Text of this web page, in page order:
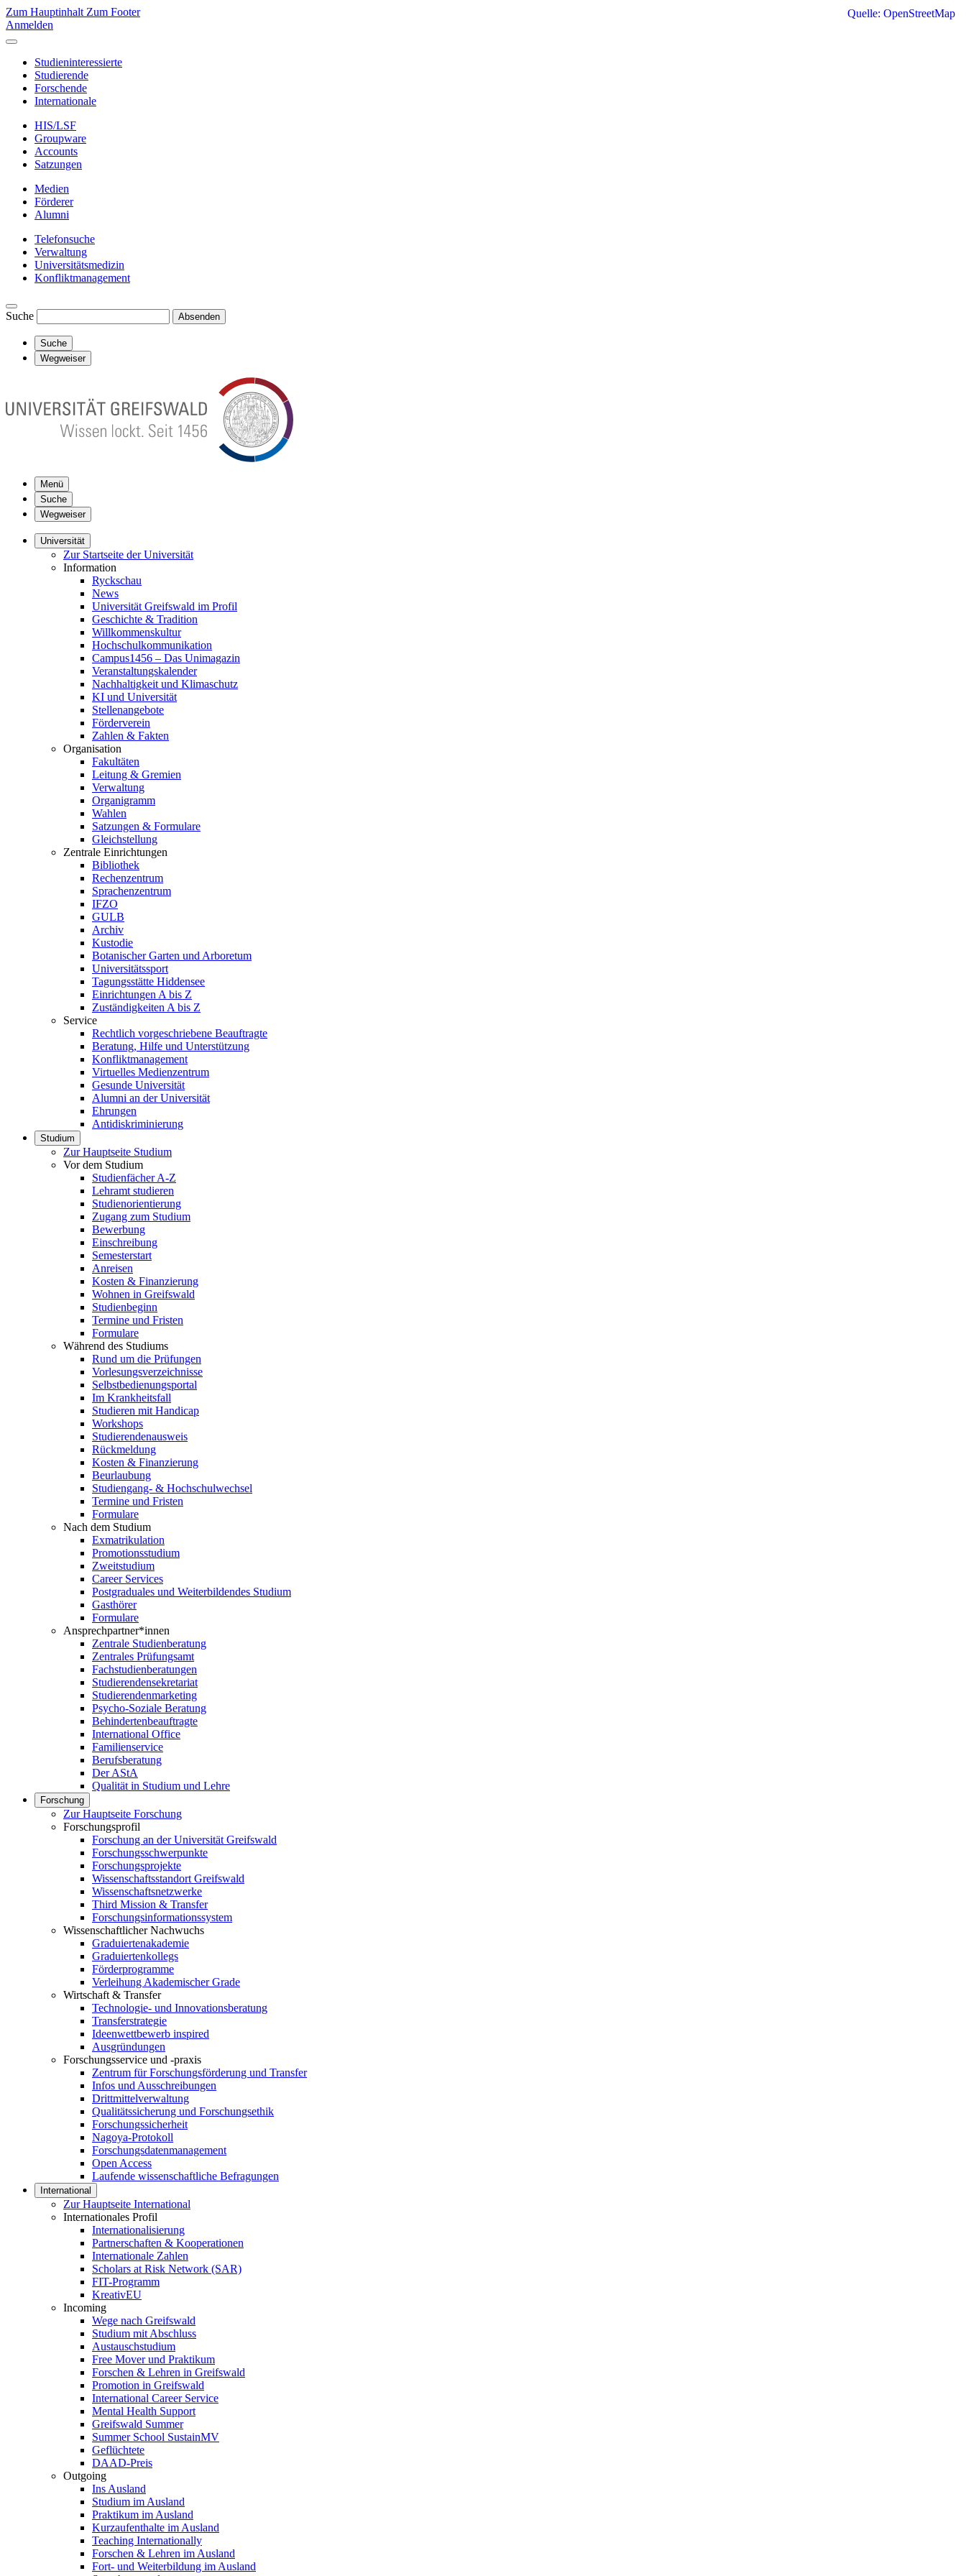
Zum Hauptinhalt Zum Footer
Anmelden
Studieninteressierte
Studierende
Forschende
Internationale
HIS/LSF
Groupware
Accounts
Satzungen
Medien
Förderer
Alumni
Telefonsuche
Verwaltung
Universitätsmedizin
Konfliktmanagement
Suche Absenden
Suche
Wegweiser
Menü
Suche
Wegweiser
Universität
Zur Startseite der Universität
Information
Ryckschau
News
Universität Greifswald im Profil
Geschichte & Tradition
Willkommenskultur
Hochschulkommunikation
Campus1456 – Das Unimagazin
Veranstaltungskalender
Nachhaltigkeit und Klimaschutz
KI und Universität
Stellenangebote
Förderverein
Zahlen & Fakten
Organisation
Fakultäten
Leitung & Gremien
Verwaltung
Organigramm
Wahlen
Satzungen & Formulare
Gleichstellung
Zentrale Einrichtungen
Bibliothek
Rechenzentrum
Sprachenzentrum
IFZO
GULB
Archiv
Kustodie
Botanischer Garten und Arboretum
Universitätssport
Tagungsstätte Hiddensee
Einrichtungen A bis Z
Zuständigkeiten A bis Z
Service
Rechtlich vorgeschriebene Beauftragte
Beratung, Hilfe und Unterstützung
Konfliktmanagement
Virtuelles Medienzentrum
Gesunde Universität
Alumni an der Universität
Ehrungen
Antidiskriminierung
Studium
Zur Hauptseite Studium
Vor dem Studium
Studienfächer A-Z
Lehramt studieren
Studienorientierung
Zugang zum Studium
Bewerbung
Einschreibung
Semesterstart
Anreisen
Kosten & Finanzierung
Wohnen in Greifswald
Studienbeginn
Termine und Fristen
Formulare
Während des Studiums
Rund um die Prüfungen
Vorlesungsverzeichnisse
Selbstbedienungsportal
Im Krankheitsfall
Studieren mit Handicap
Workshops
Studierendenausweis
Rückmeldung
Kosten & Finanzierung
Beurlaubung
Studiengang- & Hochschulwechsel
Termine und Fristen
Formulare
Nach dem Studium
Exmatrikulation
Promotionsstudium
Zweitstudium
Career Services
Postgraduales und Weiterbildendes Studium
Gasthörer
Formulare
Ansprechpartner*innen
Zentrale Studienberatung
Zentrales Prüfungsamt
Fachstudienberatungen
Studierendensekretariat
Studierendenmarketing
Psycho-Soziale Beratung
Behindertenbeauftragte
International Office
Familienservice
Berufsberatung
Der AStA
Qualität in Studium und Lehre
Forschung
Zur Hauptseite Forschung
Forschungsprofil
Forschung an der Universität Greifswald
Forschungsschwerpunkte
Forschungsprojekte
Wissenschaftsstandort Greifswald
Wissenschaftsnetzwerke
Third Mission & Transfer
Forschungsinformationssystem
Wissenschaftlicher Nachwuchs
Graduiertenakademie
Graduiertenkollegs
Förderprogramme
Verleihung Akademischer Grade
Wirtschaft & Transfer
Technologie- und Innovationsberatung
Transferstrategie
Ideenwettbewerb inspired
Ausgründungen
Forschungsservice und -praxis
Zentrum für Forschungsförderung und Transfer
Infos und Ausschreibungen
Drittmittelverwaltung
Qualitätssicherung und Forschungsethik
Forschungssicherheit
Nagoya-Protokoll
Forschungsdatenmanagement
Open Access
Laufende wissenschaftliche Befragungen
International
Zur Hauptseite International
Internationales Profil
Internationalisierung
Partnerschaften & Kooperationen
Internationale Zahlen
Scholars at Risk Network (SAR)
FIT-Programm
KreativEU
Incoming
Wege nach Greifswald
Studium mit Abschluss
Austauschstudium
Free Mover und Praktikum
Forschen & Lehren in Greifswald
Promotion in Greifswald
International Career Service
Mental Health Support
Greifswald Summer
Summer School SustainMV
Geflüchtete
DAAD-Preis
Outgoing
Ins Ausland
Studium im Ausland
Praktikum im Ausland
Kurzaufenthalte im Ausland
Teaching Internationally
Forschen & Lehren im Ausland
Fort- und Weiterbildung im Ausland
Quelle: OpenStreetMap